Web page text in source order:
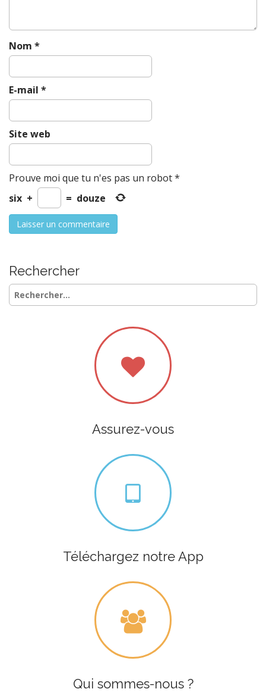
Nom *
E-mail *
Site web
Prouve moi que tu n'es pas un robot*
six + = douze
Rechercher
Rechercher :
Assurez-vous
Téléchargez notre App
Qui sommes-nous ?